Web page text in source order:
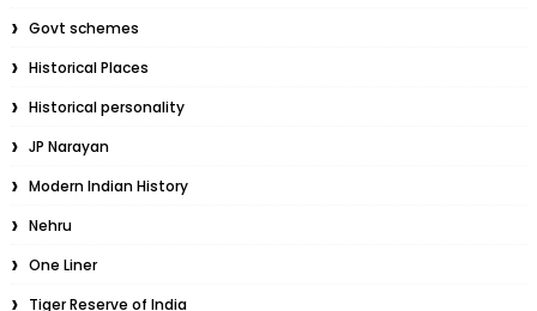
Govt schemes
Historical Places
Historical personality
JP Narayan
Modern Indian History
Nehru
One Liner
Tiger Reserve of India